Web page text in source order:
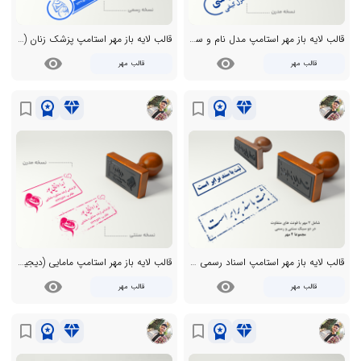
قالب لایه باز مهر استامپ مدل نام و سمت (دیجیتال/PNG)
قالب مهر visibility
قالب لایه باز مهر استامپ پزشک زنان (دیجیتال/PNG)
قالب مهر visibility
diamond
workspace_premium
bookmark_border
قالب لایه باز مهر استامپ اسناد رسمی (دیجیتال/PNG)
قالب مهر visibility
diamond
workspace_premium
bookmark_border
قالب لایه باز مهر استامپ مامایی (دیجیتال/PNG)
قالب مهر visibility
diamond
workspace_premium
bookmark_border
diamond
workspace_premium
bookmark_border